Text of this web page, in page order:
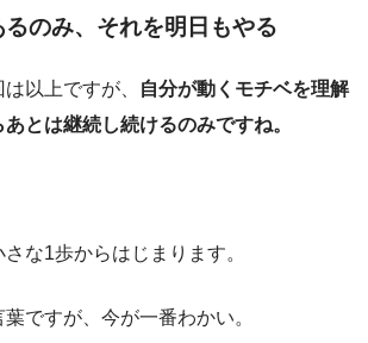
のみ、それを明日もやる
以上ですが、
自分が動くモチベを理解
とは継続し続けるのみですね。
な1歩からはじまります。
ですが、今が一番わかい。